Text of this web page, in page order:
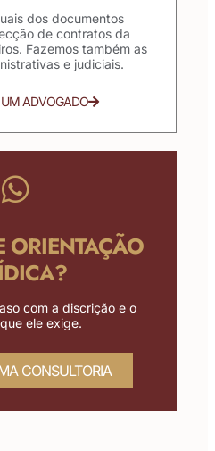
dos documentos
de contratos da
Fazemos também as
e judiciais.
ADVOGADO
ORIENTAÇÃO
com a discrição e o
ele exige.
CONSULTORIA